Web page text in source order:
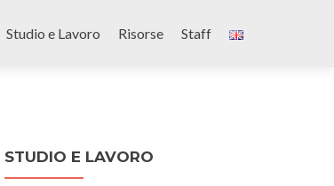
Studio e Lavoro Risorse Staff
STUDIO E LAVORO